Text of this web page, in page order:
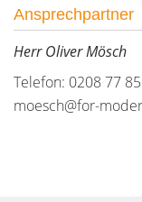
Ansprechpartner
Herr Oliver Mösch
Telefon: 0208 77
moesch@for-